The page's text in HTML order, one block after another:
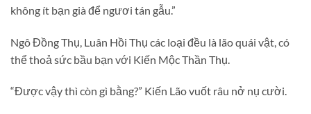
không ít bạn già để ngươi tán gẫu.”
Ngô Đồng Thụ, Luân Hồi Thụ các loại đều là lão quái vật, có
thể thoả sức bầu bạn với Kiến Mộc Thần Thụ.
“Được vậy thì còn gì bằng?” Kiến Lão vuốt râu nở nụ cười.